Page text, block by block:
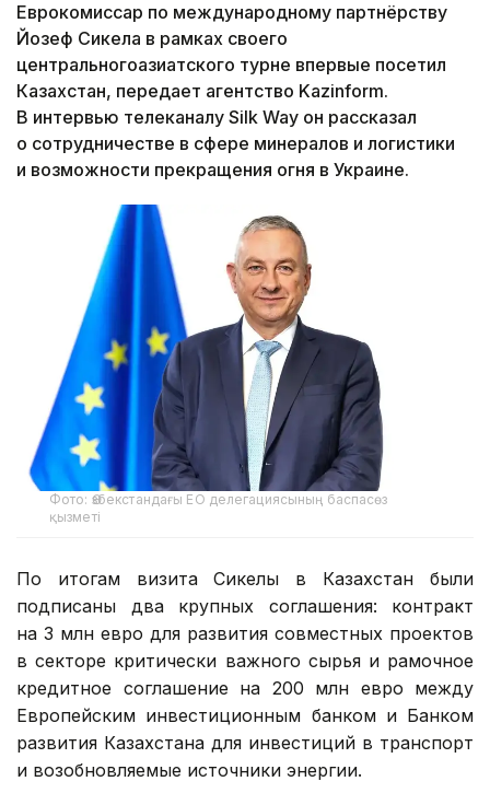
Еврокомиссар по международному партнёрству
Йозеф Сикела в рамках своего
центральногоазиатского турне впервые посетил
Казахстан, передает агентство Kazinform.
В интервью телеканалу Silk Way он рассказал
о сотрудничестве в сфере минералов и логистики
и возможности прекращения огня в Украине.
Фото: Өзбекстандағы ЕО делегациясының баспасөз
қызметі
По итогам визита Сикелы в Казахстан были
подписаны два крупных соглашения: контракт
на 3 млн евро для развития совместных проектов
в секторе критически важного сырья и рамочное
кредитное соглашение на 200 млн евро между
Европейским инвестиционным банком и Банком
развития Казахстана для инвестиций в транспорт
и возобновляемые источники энергии.